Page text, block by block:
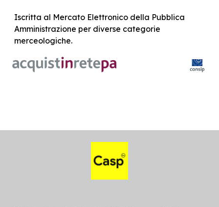
Iscritta al Mercato Elettronico della Pubblica
Amministrazione per diverse categorie
merceologiche.